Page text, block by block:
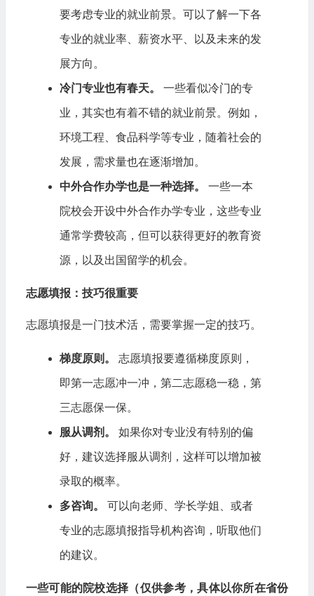
要考虑专业的就业前景。可以了解一下各
专业的就业率、薪资水平、以及未来的发
展方向。
冷门专业也有春天。 一些看似冷门的专
业，其实也有着不错的就业前景。例如，
环境工程、食品科学等专业，随着社会的
发展，需求量也在逐渐增加。
中外合作办学也是一种选择。 一些一本
院校会开设中外合作办学专业，这些专业
通常学费较高，但可以获得更好的教育资
源，以及出国留学的机会。
志愿填报：技巧很重要
志愿填报是一门技术活，需要掌握一定的技巧。
梯度原则。 志愿填报要遵循梯度原则，
即第一志愿冲一冲，第二志愿稳一稳，第
三志愿保一保。
服从调剂。 如果你对专业没有特别的偏
好，建议选择服从调剂，这样可以增加被
录取的概率。
多咨询。 可以向老师、学长学姐、或者
专业的志愿填报指导机构咨询，听取他们
的建议。
一些可能的院校选择（仅供参考，具体以你所在省份